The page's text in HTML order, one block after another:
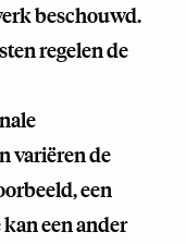
beschouwd.
regelen de
variëren de
een
een ander